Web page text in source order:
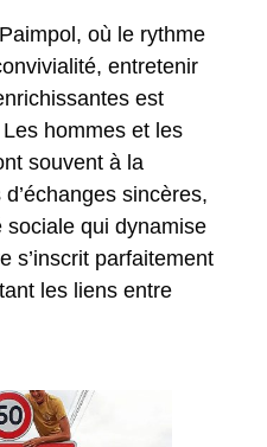
où le rythme
entretenir
est
hommes et les
souvent à la
sincères,
sociale qui dynamise
s’inscrit parfaitement
les liens entre